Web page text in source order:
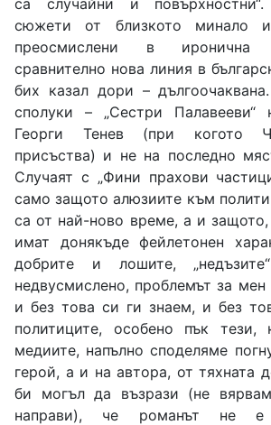
са случайни и повърхностни“.
сюжети от близкото минало
преосмислени в иронична
сравнително нова линия в
бих казал дори –
сполуки – „Сестри
Георги Тенев (при когото
присъства) и не на последно
Случаят с „Фини прахови
само защото алюзиите към
са от най-ново време, а и
имат донякъде фейлетонен
добрите и лошите,
недвусмислено, проблемът за мен
и без това си ги знаем, и без
политиците, особено пък тези,
медиите, напълно споделяме
герой, а и на автора, от тяхната
би могъл да възрази (не
направи), че романът не е